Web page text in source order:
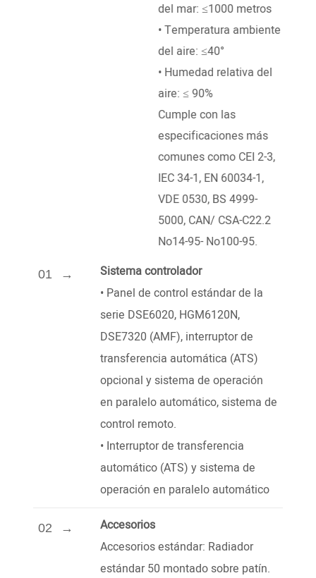
del mar: ≤1000 metros
• Temperatura ambiente
del aire: ≤40°
• Humedad relativa del
aire: ≤ 90%
Cumple con las
especificaciones más
comunes como CEI 2-3,
IEC 34-1, EN 60034-1,
VDE 0530, BS 4999-
5000, CAN/ CSA-C22.2
No14-95- No100-95.
01
Sistema controlador
• Panel de control estándar de la
serie DSE6020, HGM6120N,
DSE7320 (AMF), interruptor de
transferencia automática (ATS)
opcional y sistema de operación
en paralelo automático, sistema de
control remoto.
• Interruptor de transferencia
automático (ATS) y sistema de
operación en paralelo automático
02
Accesorios
Accesorios estándar: Radiador
estándar 50 montado sobre patín.